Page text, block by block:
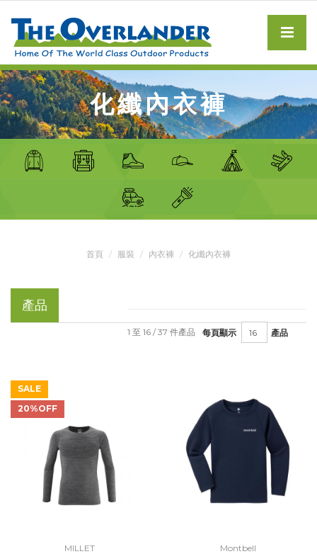
化纖內衣褲
首頁 服裝 內衣褲 化纖內衣褲
產品
每頁顯示 產品
1 至 16 / 37 件產品
SALE
20%OFF
MILLET Montbell